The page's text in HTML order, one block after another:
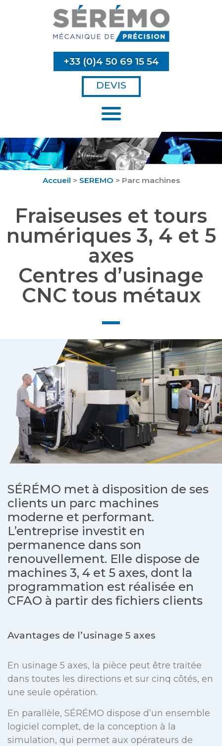
+33 (0)4 50 69 15 54
DEVIS
Accueil > SEREMO > Parc machines
Fraiseuses et tours
numériques 3, 4 et 5
axes
Centres d’usinage
CNC tous métaux
SÉRÉMO met à disposition de ses
clients un parc machines
moderne et performant.
L’entreprise investit en
permanence dans son
renouvellement. Elle dispose de
machines 3, 4 et 5 axes, dont la
programmation est réalisée en
CFAO à partir des fichiers clients
Avantages de l’usinage 5 axes
En usinage 5 axes, la pièce peut être traitée
dans toutes les directions et sur cinq côtés, en
une seule opération.
En parallèle, SÉRÉMO dispose d’un ensemble
logiciel complet, de la conception à la
simulation, qui permet aux opérateurs de